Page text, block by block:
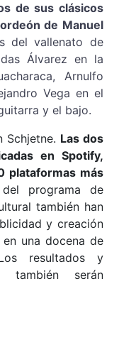
de sus clásicos
de Manuel
del vallenato de
Álvarez en la
Arnulfo
Vega en el
y el bajo.
Schjetne. Las dos
en Spotify,
plataformas más
programa de
también han
y creación
una docena de
resultados y
también serán